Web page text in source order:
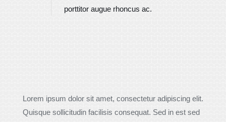
porttitor augue rhoncus ac.
Lorem ipsum dolor sit amet, consectetur adipiscing elit.
Quisque sollicitudin facilisis consequat. Sed in est sed